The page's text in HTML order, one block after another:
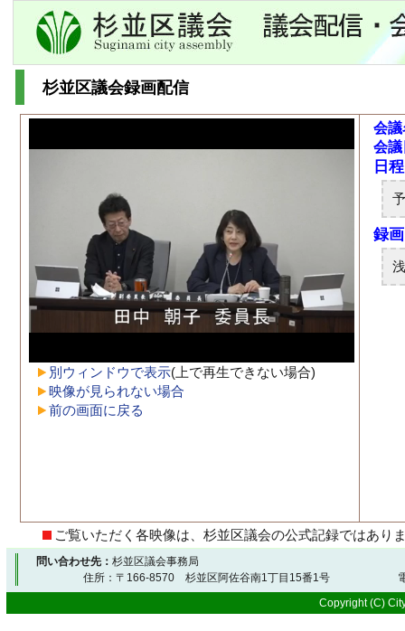
杉並区議会録画配信
別ウィンドウで表示(上で再生できない場合)
映像が見られない場合
前の画面に戻る
会
会
ご覧いただく各映像は、杉並区議会の公式記録ではあり
問い合わせ先： 杉並区議会事務局
住所：〒166-8570 杉並区阿佐谷南1丁目15番1号 電
Copyright (C)